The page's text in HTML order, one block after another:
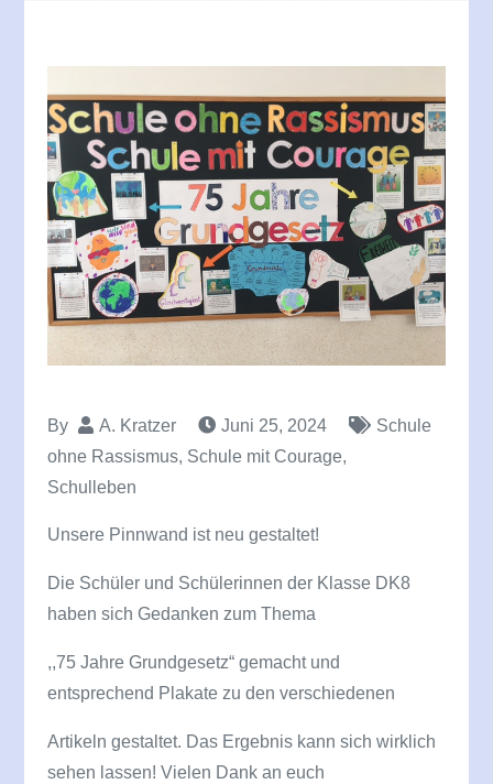
By A. Kratzer Juni 25, 2024
Schule
ohne Rassismus, Schule mit Courage,
Schulleben
Unsere Pinnwand ist neu gestaltet!
Die Schüler und Schülerinnen der Klasse DK8
haben sich Gedanken zum Thema
,,75 Jahre Grundgesetz“ gemacht und
entsprechend Plakate zu den verschiedenen
Artikeln gestaltet. Das Ergebnis kann sich wirklich
sehen lassen! Vielen Dank an euch